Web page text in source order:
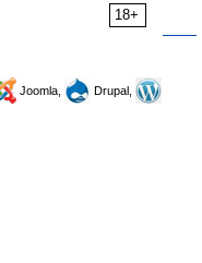
18+
Joomla,
Drupal,